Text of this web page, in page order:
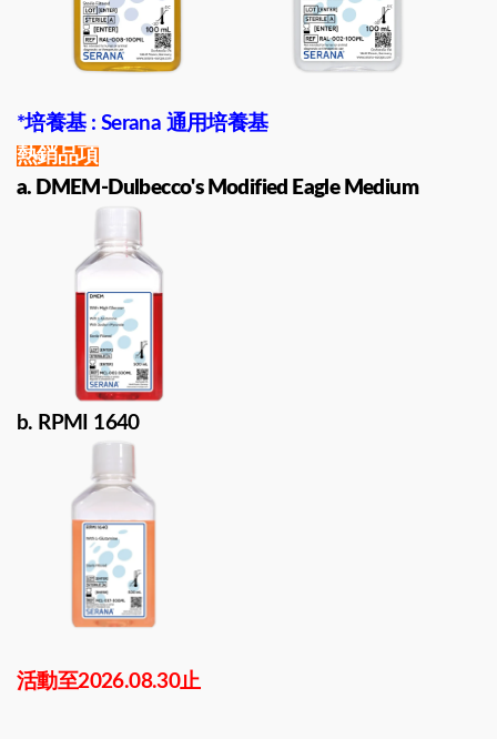
*培養基 : Serana 通用培養基
熱銷品項
a. DMEM-Dulbecco's Modified Eagle Medium
b. RPMI 1640
活動至2026.08.30止